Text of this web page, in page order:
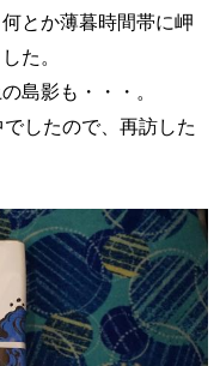
とか薄暮時間帯に岬
た。
島影も・・・。
したので、再訪した